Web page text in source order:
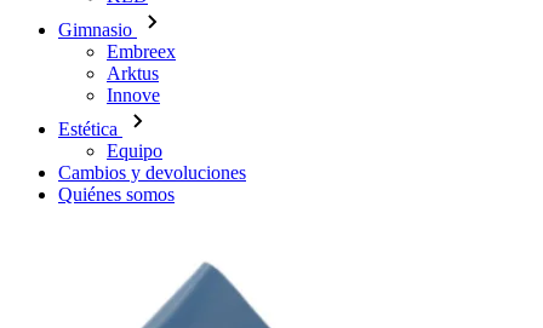
Gimnasio
Embreex
Arktus
Innove
Estética
Equipo
Cambios y devoluciones
Quiénes somos